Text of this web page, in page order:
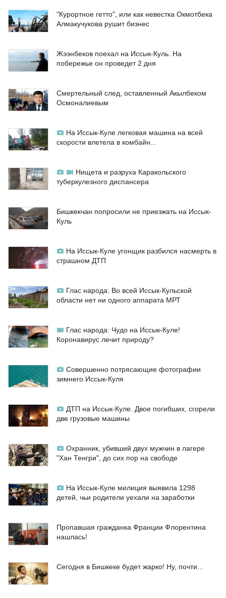
"Курортное гетто", или как невестка Окмотбека
Алмакучукова рушит бизнес
Жээнбеков поехал на Иссык-Куль. На
побережье он проведет 2 дня
Смертельный след, оставленный Акылбеком
Осмоналиевым
На Иссык-Куле легковая машина на всей
скорости влетела в комбайн...
Нищета и разруха Каракольского
туберкулезного диспансера
Бишкекчан попросили не приезжать на Иссык-
Куль
На Иссык-Куле угонщик разбился насмерть в
страшном ДТП
Глас народа: Во всей Иссык-Кульской
области нет ни одного аппарата МРТ
Глас народа: Чудо на Иссык-Куле!
Коронавирус лечит природу?
Совершенно потрясающие фотографии
зимнего Иссык-Куля
ДТП на Иссык-Куле. Двое погибших, сгорели
две грузовые машины
Охранник, убивший двух мужчин в лагере
"Хан Тенгри", до сих пор на свободе
На Иссык-Куле милиция выявила 1298
детей, чьи родители уехали на заработки
Пропавшая гражданка Франции Флорентина
нашлась!
Сегодня в Бишкеке будет жарко! Ну, почти...